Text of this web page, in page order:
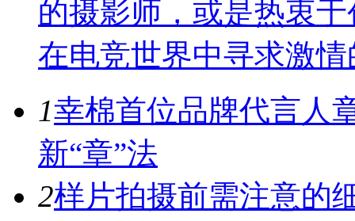
的摄影师，或是热衷
在电竞世界中寻求激
1幸棉首位品牌代言人
新“章”法
2样片拍摄前需注意的